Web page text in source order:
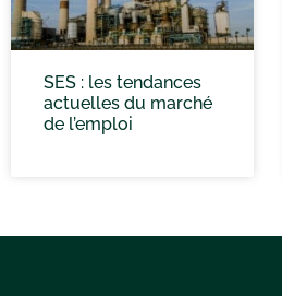
SES : les tendances
actuelles du marché
de l’emploi